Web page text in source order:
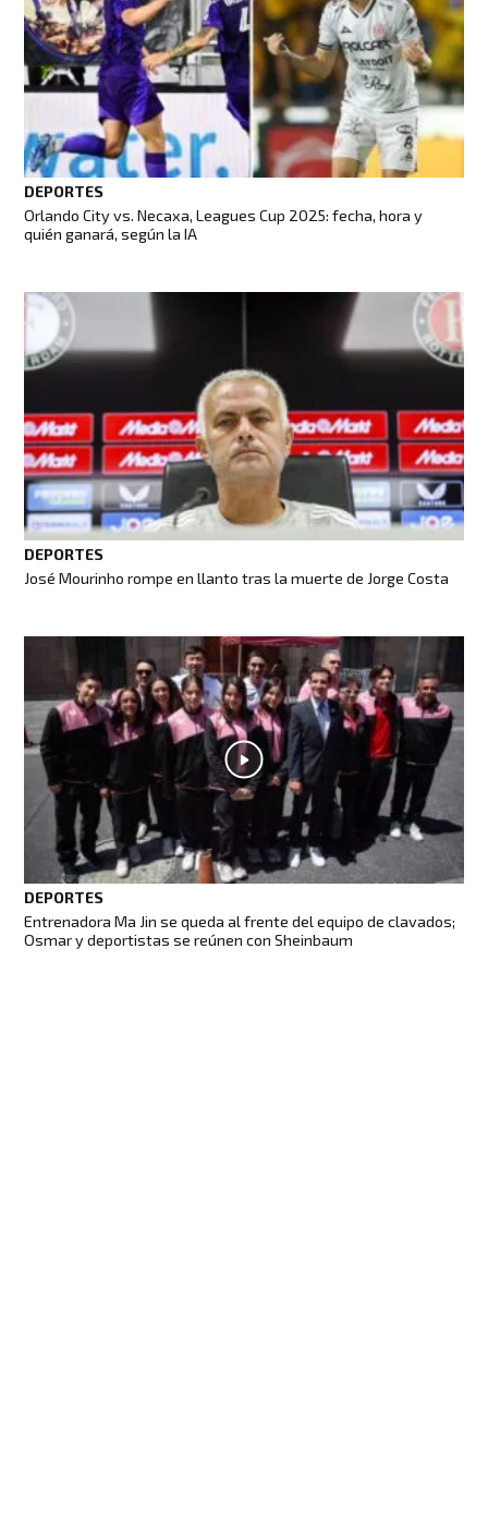
DEPORTES
Orlando City vs. Necaxa, Leagues Cup 2025: fecha, hora y
quién ganará, según la IA
DEPORTES
José Mourinho rompe en llanto tras la muerte de Jorge Costa
DEPORTES
Entrenadora Ma Jin se queda al frente del equipo de clavados;
Osmar y deportistas se reúnen con Sheinbaum